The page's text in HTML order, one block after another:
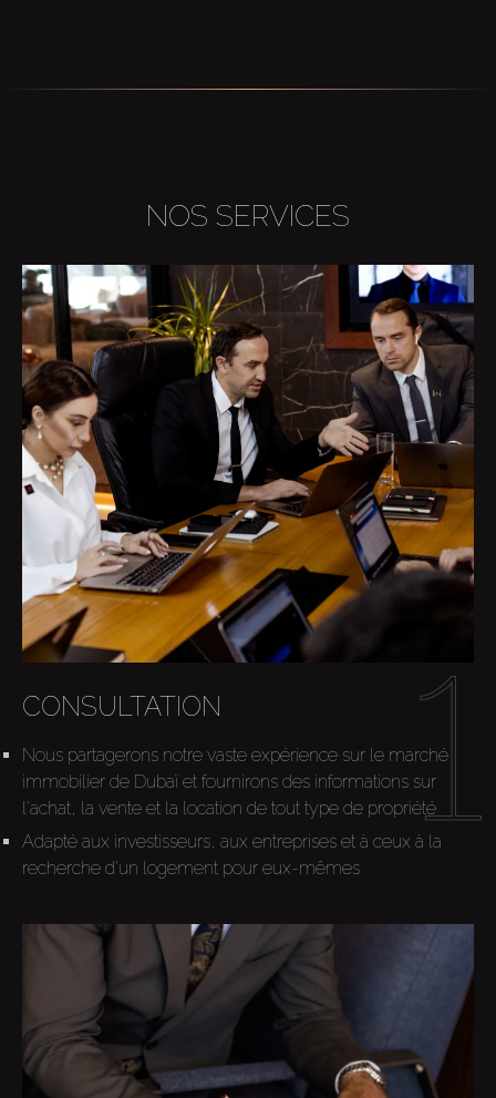
NOS SERVICES
CONSULTATION
Nous partagerons notre vaste expérience sur le marché
immobilier de Dubaï et fournirons des informations sur
l'achat, la vente et la location de tout type de propriété
Adapté aux investisseurs, aux entreprises et à ceux à la
recherche d'un logement pour eux-mêmes